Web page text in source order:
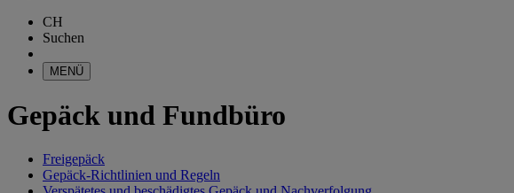
CH
Suchen
MENÜ
Gepäck und Fundbüro
Freigepäck
Gepäck-Richtlinien und Regeln